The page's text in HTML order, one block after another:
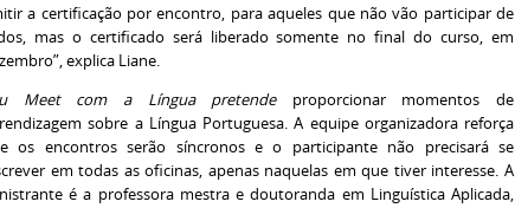
a certificação por encontro, para aqueles que não vão participar de
mas o certificado será liberado somente no final do curso, em
explica Liane.
Meet com a Língua pretende proporcionar momentos de
sobre a Língua Portuguesa. A equipe organizadora reforça
os encontros serão síncronos e o participante não precisará se
em todas as oficinas, apenas naquelas em que tiver interesse. A
é a professora mestra e doutoranda em Linguística Aplicada,